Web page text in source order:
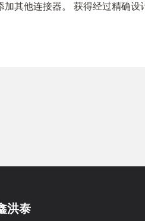
其他连接器。 获得经过精确设
洪泰